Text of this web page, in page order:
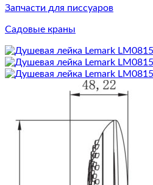
Запчасти для писсуаров
Садовые краны